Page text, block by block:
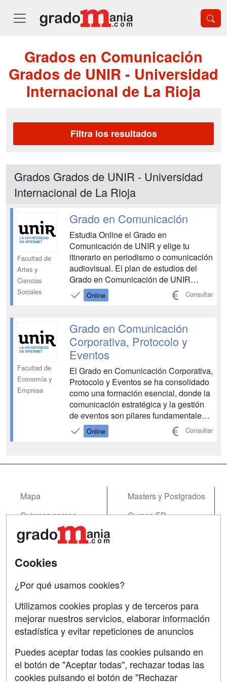
Grados en Comunicación
Grados de UNIR - Universidad
Internacional de La Rioja
Filtra los resultados
Grados Grados de UNIR - Universidad
Internacional de La Rioja
Facultad de
Artes y
Ciencias
Sociales
Grado en Comunicación
Estudia Online el Grado en
Comunicación de UNIR y elige tu
itinerario en periodismo o comunicación
audiovisual. El plan de estudios del
Grado en Comunicación de UNIR
aborda todas sus perspectivas y sus
contenidos se ajustan a la realidad
formación estudiarás todas las materias
relacionadas con la comunica...
Online Consultar
Facultad de
Economía y
Empresa
Grado en Comunicación
Corporativa, Protocolo y
Eventos
El Grado en Comunicación Corporativa,
Protocolo y Eventos se ha consolidado
como una formación esencial, donde la
comunicación estratégica y la gestión
de eventos son pilares fundamentales
para el éxito de cualquier organización.
En un mundo cada vez más digitalizado
Online Consultar
Mapa
Quienes somos
Tarifas publicidad
Masters y Postgrados
Cursos FP
Contactar
Confidencialidad
Copyleft
SÍGUENOS EN:
Cookies
¿Por qué usamos cookies?
Utilizamos cookies propias y de terceros para
mejorar nuestros servicios, elaborar información
estadística y evitar repeticiones de anuncios
Puedes aceptar todas las cookies pulsando en
el botón de "Aceptar todas", rechazar todas las
cookies pulsando el botón de "Rechazar